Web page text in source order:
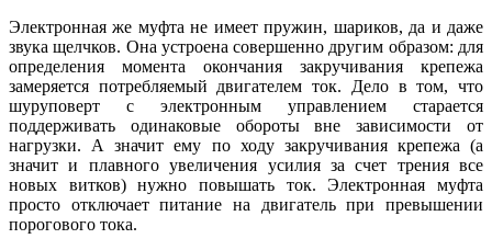
Электронная же муфта не имеет пружин, шариков, да и даже
звука щелчков. Она устроена совершенно другим образом: для
определения момента окончания закручивания крепежа
замеряется потребляемый двигателем ток. Дело в том, что
шуруповерт с электронным управлением старается
поддерживать одинаковые обороты вне зависимости от
нагрузки. А значит ему по ходу закручивания крепежа (а
значит и плавного увеличения усилия за счет трения все
новых витков) нужно повышать ток. Электронная муфта
просто отключает питание на двигатель при превышении
порогового тока.